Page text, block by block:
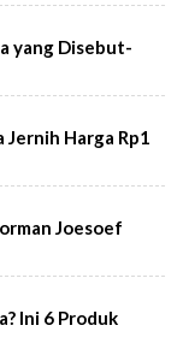
yang Disebut-
Jernih Harga Rp1
Joesoef
Ini 6 Produk